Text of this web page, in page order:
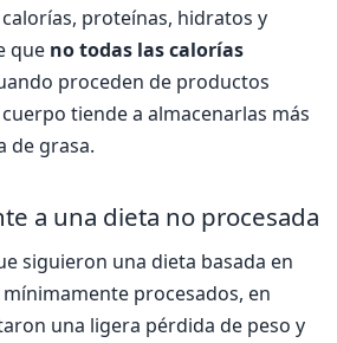
proteínas, hidratos y
que no todas las calorías
proceden de productos
tiende a almacenarlas más
de grasa.
a una dieta no procesada
siguieron una dieta basada en
procesados, en
una ligera pérdida de peso y